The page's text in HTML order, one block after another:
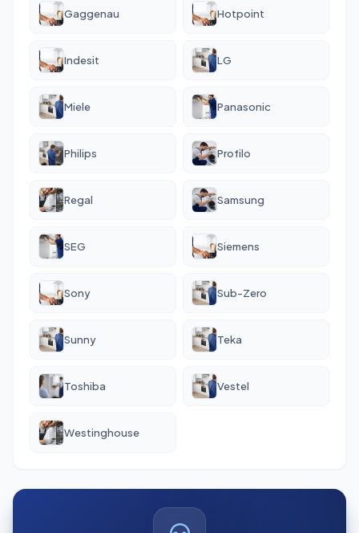
Gaggenau Hotpoint
Indesit LG
Miele Panasonic
Philips Profilo
Regal Samsung
SEG Siemens
Sony Sub-Zero
Sunny Teka
Toshiba Vestel
Westinghouse